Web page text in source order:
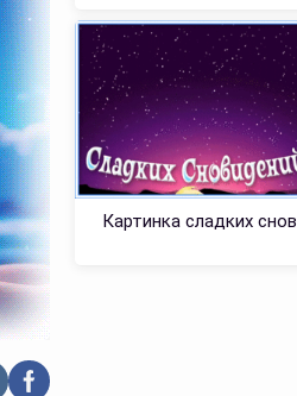
Картинка сладких снов